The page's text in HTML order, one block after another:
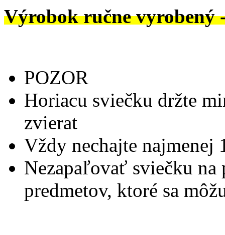
Výrobok ručne vyrobený
POZOR
Horiacu sviečku držte
zvierat
Vždy nechajte najmenej
Nezapaľovať sviečku na
predmetov, ktoré sa